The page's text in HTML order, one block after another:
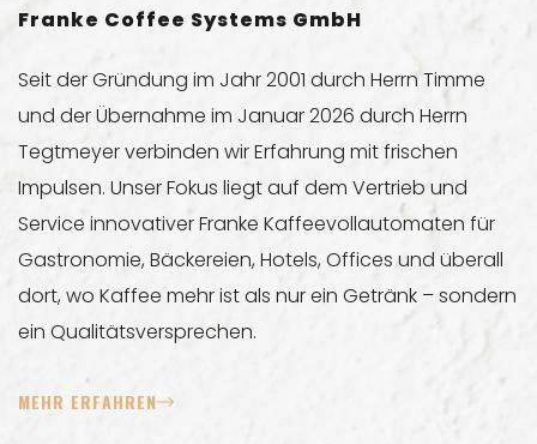
Franke Coffee Systems GmbH
Seit der Gründung im Jahr 2001 durch Herrn Timme
und der Übernahme im Januar 2026 durch Herrn
Tegtmeyer verbinden wir Erfahrung mit frischen
Impulsen. Unser Fokus liegt auf dem Vertrieb und
Service innovativer Franke Kaffeevollautomaten für
Gastronomie, Bäckereien, Hotels, Offices und überall
dort, wo Kaffee mehr ist als nur ein Getränk – sondern
ein Qualitätsversprechen.
MEHR ERFAHREN